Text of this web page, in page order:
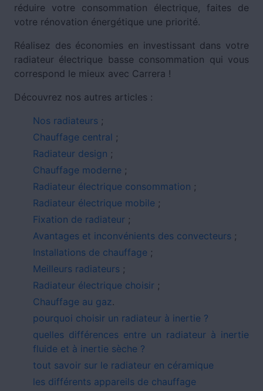
réduire votre consommation électrique, faites de
votre rénovation énergétique une priorité.
Réalisez des économies en investissant dans votre
radiateur électrique basse consommation qui vous
correspond le mieux avec Carrera !
Découvrez nos autres articles :
Nos radiateurs ;
Chauffage central ;
Radiateur design ;
Chauffage moderne ;
Radiateur électrique consommation ;
Radiateur électrique mobile ;
Fixation de radiateur ;
Avantages et inconvénients des convecteurs ;
Installations de chauffage ;
Meilleurs radiateurs ;
Radiateur électrique choisir ;
Chauffage au gaz.
pourquoi choisir un radiateur à inertie ?
quelles différences entre un radiateur à inertie
fluide et à inertie sèche ?
tout savoir sur le radiateur en céramique
les différents appareils de chauffage